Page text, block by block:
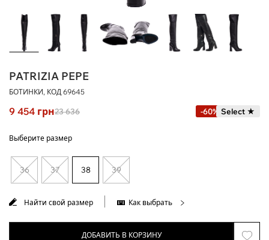
PATRIZIA PEPE
БОТИНКИ, КОД 69645
9 454 грн23 636 -60% Select ★
Выберите размер
36 37 38 39
Найти свой размер Как выбрать
ДОБАВИТЬ В КОРЗИНУ